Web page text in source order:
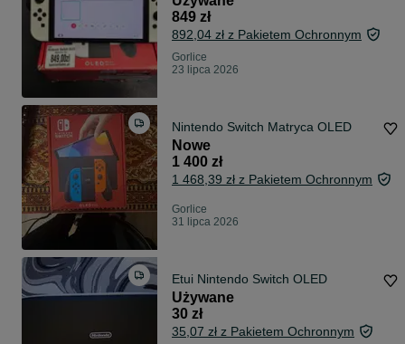
849 zł
892,04 zł z Pakietem Ochronnym
Gorlice
23 lipca 2026
Nintendo Switch Matryca OLED
Nowe
1 400 zł
1 468,39 zł z Pakietem Ochronnym
Gorlice
31 lipca 2026
Etui Nintendo Switch OLED
Używane
30 zł
35,07 zł z Pakietem Ochronnym